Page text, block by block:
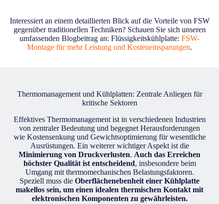
Interessiert an einem detaillierten Blick auf die Vorteile von FSW
gegenüber traditionellen Techniken? Schauen Sie sich unseren
umfassenden Blogbeitrag an: Flüssigkeitskühlplatte: FSW-
Montage für mehr Leistung und Kosteneinsparungen.
Thermomanagement und Kühlplatten: Zentrale Anliegen für
kritische Sektoren
Effektives Thermomanagement ist in verschiedenen Industrien
von zentraler Bedeutung und begegnet Herausforderungen
wie Kostensenkung und Gewichtsoptimierung für wesentliche
Ausrüstungen. Ein weiterer wichtiger Aspekt ist die
Minimierung von Druckverlusten. Auch das Erreichen
höchster Qualität ist entscheidend, insbesondere beim
Umgang mit thermomechanischen Belastungsfaktoren.
Speziell muss die Oberflächenebenheit einer Kühlplatte
makellos sein, um einen idealen thermischen Kontakt mit
elektronischen Komponenten zu gewährleisten.